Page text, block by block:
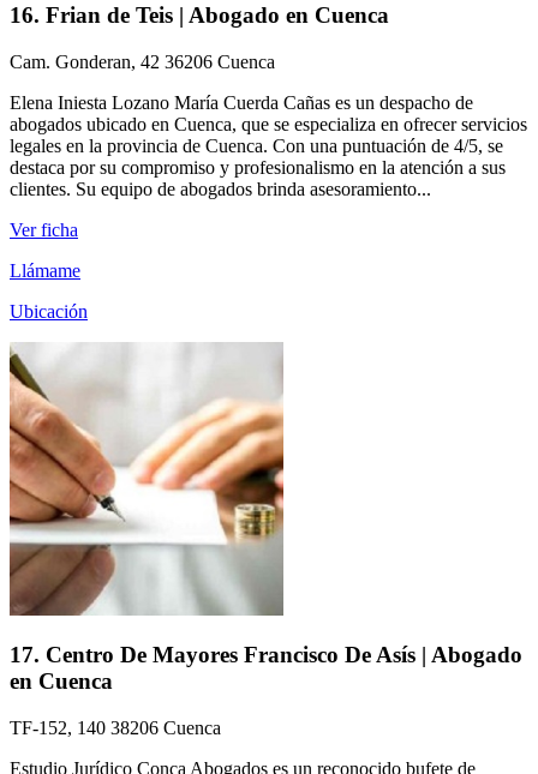
16. Frian de Teis | Abogado en Cuenca
Cam. Gonderan, 42 36206 Cuenca
Elena Iniesta Lozano María Cuerda Cañas es un despacho de
abogados ubicado en Cuenca, que se especializa en ofrecer servicios
legales en la provincia de Cuenca. Con una puntuación de 4/5, se
destaca por su compromiso y profesionalismo en la atención a sus
clientes. Su equipo de abogados brinda asesoramiento...
Ver ficha
Llámame
Ubicación
17. Centro De Mayores Francisco De Asís | Abogado
en Cuenca
TF-152, 140 38206 Cuenca
Estudio Jurídico Conca Abogados es un reconocido bufete de